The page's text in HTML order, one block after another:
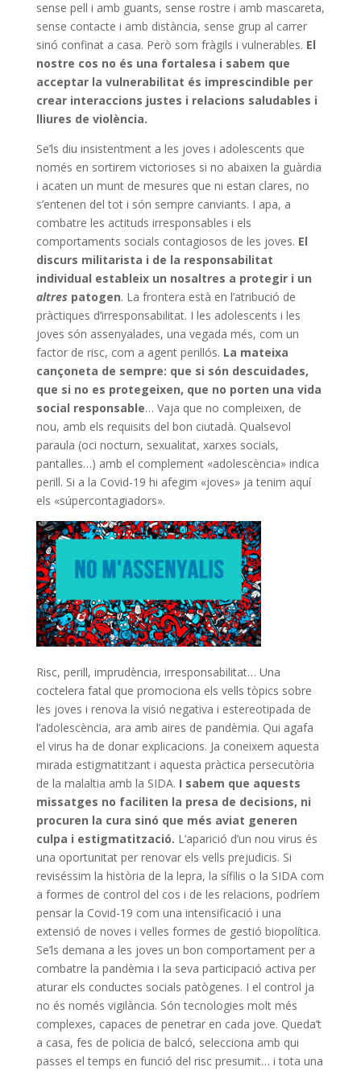
sense pell i amb guants, sense rostre i amb mascareta,
sense contacte i amb distància, sense grup al carrer
sinó confinat a casa. Però som fràgils i vulnerables. El
nostre cos no és una fortalesa i sabem que
acceptar la vulnerabilitat és imprescindible per
crear interaccions justes i relacions saludables i
lliures de violència.
Se’ls diu insistentment a les joves i adolescents que
només en sortirem victorioses si no abaixen la guàrdia
i acaten un munt de mesures que ni estan clares, no
s’entenen del tot i són sempre canviants. I apa, a
combatre les actituds irresponsables i els
comportaments socials contagiosos de les joves. El
discurs militarista i de la responsabilitat
individual estableix un nosaltres a protegir i un
altres patogen. La frontera està en l’atribució de
pràctiques d’irresponsabilitat. I les adolescents i les
joves són assenyalades, una vegada més, com un
factor de risc, com a agent perillós. La mateixa
cançoneta de sempre: que si són descuidades,
que si no es protegeixen, que no porten una vida
social responsable… Vaja que no compleixen, de
nou, amb els requisits del bon ciutadà. Qualsevol
paraula (oci nocturn, sexualitat, xarxes socials,
pantalles…) amb el complement «adolescència» indica
perill. Si a la Covid-19 hi afegim «joves» ja tenim aquí
els «súpercontagiadors».
Risc, perill, imprudència, irresponsabilitat… Una
coctelera fatal que promociona els vells tòpics sobre
les joves i renova la visió negativa i estereotipada de
l’adolescència, ara amb aires de pandèmia. Qui agafa
el virus ha de donar explicacions. Ja coneixem aquesta
mirada estigmatitzant i aquesta pràctica persecutòria
de la malaltia amb la SIDA. I sabem que aquests
missatges no faciliten la presa de decisions, ni
procuren la cura sinó que més aviat generen
culpa i estigmatització. L’aparició d’un nou virus és
una oportunitat per renovar els vells prejudicis. Si
reviséssim la història de la lepra, la sífilis o la SIDA com
a formes de control del cos i de les relacions, podríem
pensar la Covid-19 com una intensificació i una
extensió de noves i velles formes de gestió biopolítica.
Se’ls demana a les joves un bon comportament per a
combatre la pandèmia i la seva participació activa per
aturar els conductes socials patògenes. I el control ja
no és només vigilància. Són tecnologies molt més
complexes, capaces de penetrar en cada jove. Queda’t
a casa, fes de policia de balcó, selecciona amb qui
passes el temps en funció del risc presumit… i tota una